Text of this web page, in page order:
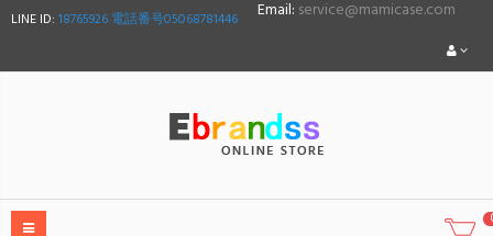
LINE ID: 18765926 電話番号05068781446 Email: service@mamicase.com